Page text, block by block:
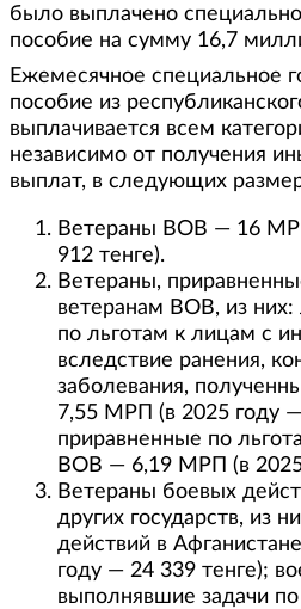
было выплачено
пособие на сумму 16,7
Ежемесячное специальное
пособие из
выплачивается всем
независимо от получения
выплат, в следующих
Ветераны ВОВ — 16
912 тенге).
Ветераны,
ветеранам ВОВ, из
по льготам к лицам с
вследствие ранения,
заболевания,
7,55 МРП (в 2025 году
приравненные по
ВОВ — 6,19 МРП (в 2025
Ветераны боевых
других государств, из
действий в
году — 24 339 тенге);
выполнявшие задачи